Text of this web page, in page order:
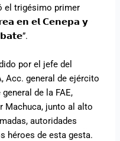
el trigésimo primer
𝗲𝗻 𝗲𝗹 𝗖𝗲𝗻𝗲𝗽𝗮 𝘆
por el jefe del
Acc. general de ejército
de la FAE,
Machuca, junto al alto
autoridades
héroes de esta gesta.